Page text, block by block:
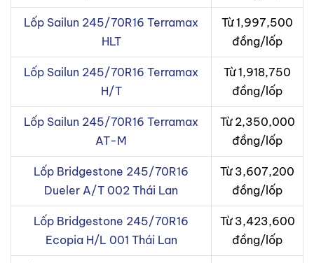
Lốp Sailun 245/70R16 Terramax
HLT
Từ 1,997,500
đồng/lốp
Lốp Sailun 245/70R16 Terramax
H/T
Từ 1,918,750
đồng/lốp
Lốp Sailun 245/70R16 Terramax
AT-M
Từ 2,350,000
đồng/lốp
Lốp Bridgestone 245/70R16
Dueler A/T 002 Thái Lan
Từ 3,607,200
đồng/lốp
Lốp Bridgestone 245/70R16
Ecopia H/L 001 Thái Lan
Từ 3,423,600
đồng/lốp